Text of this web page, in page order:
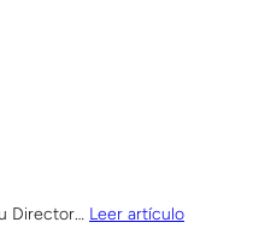
Director… Leer artículo